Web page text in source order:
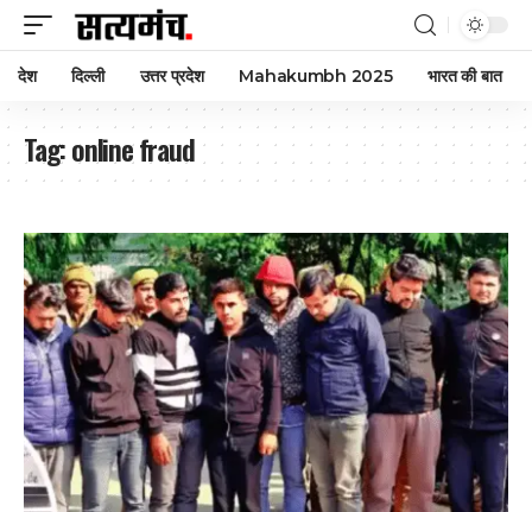
देश दिल्ली उत्तर प्रदेश Mahakumbh 2025 भारत की बात
Tag:online fraud